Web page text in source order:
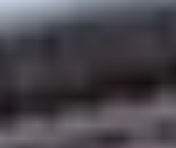
Huis huren
Contact